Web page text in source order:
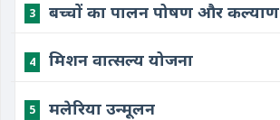
3 बच्चों का पालन पोषण और कल्याण
4 मिशन वात्सल्य योजना
5 मलेरिया उन्मूलन